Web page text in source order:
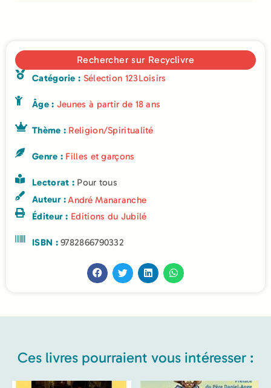
Rechercher sur Recyclivre
Catégorie : Sélection 123Loisirs
Âge : Jeunes à partir de 18 ans
Thème : Religion/Spiritualité
Genre : Filles et garçons
Lectorat : Pour tous
Auteur :André Manaranche
Éditeur : Editions du Jubilé
ISBN :9782866790332
Ces livres pourraient vous intéresser :